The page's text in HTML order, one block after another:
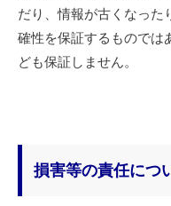
だり、情報が古くなった
確性を保証するものでは
ども保証しません。
損害等の責任につ